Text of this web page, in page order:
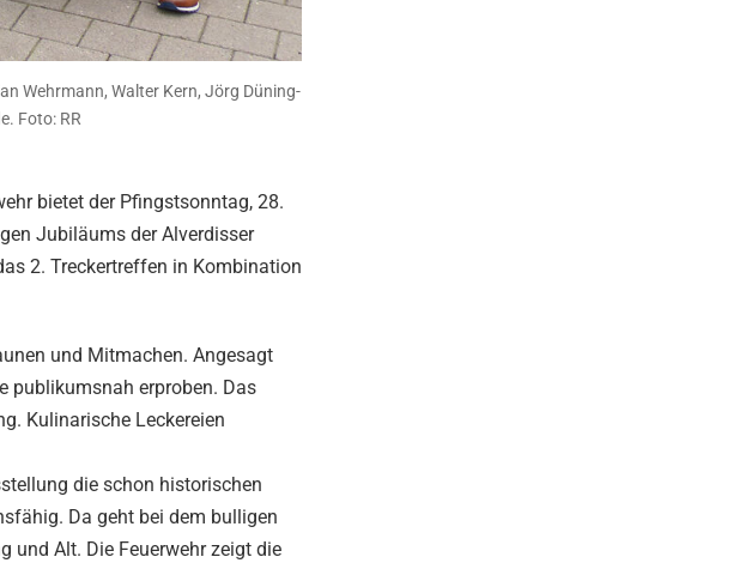
Wehrmann, Walter Kern, Jörg Düning-
Foto: RR
bietet der Pfingstsonntag, 28.
Jubiläums der Alverdisser
2. Treckertreffen in Kombination
und Mitmachen. Angesagt
publikumsnah erproben. Das
Kulinarische Leckereien
die schon historischen
Da geht bei dem bulligen
und Alt. Die Feuerwehr zeigt die